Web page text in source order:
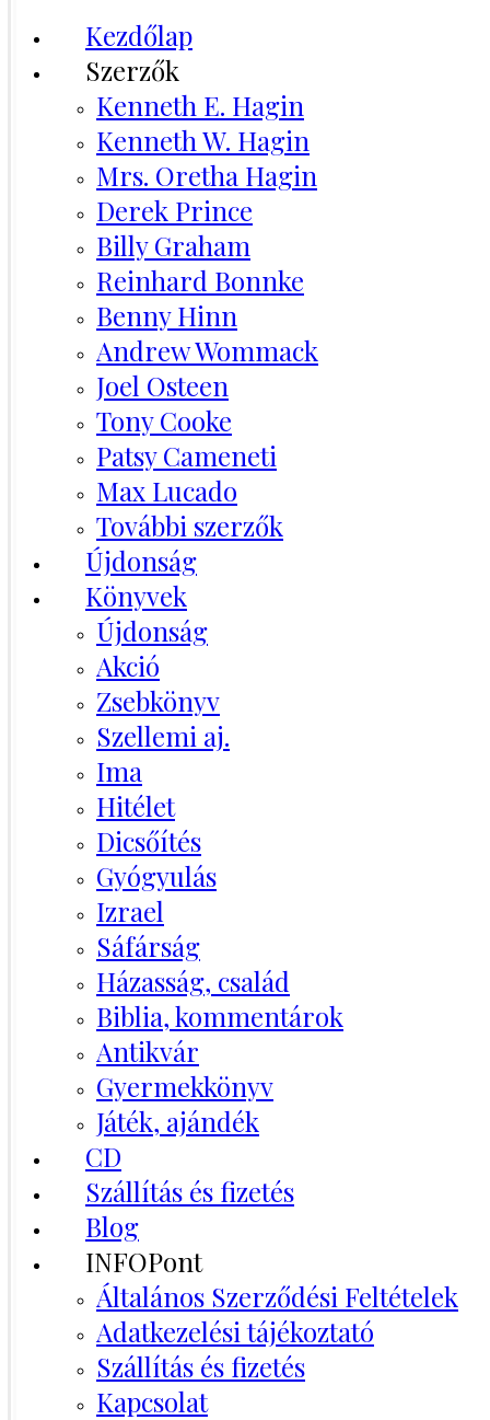
Kezdőlap
Szerzők
Kenneth E. Hagin
Kenneth W. Hagin
Mrs. Oretha Hagin
Derek Prince
Billy Graham
Reinhard Bonnke
Benny Hinn
Andrew Wommack
Joel Osteen
Tony Cooke
Patsy Cameneti
Max Lucado
További szerzők
Újdonság
Könyvek
Újdonság
Akció
Zsebkönyv
Szellemi aj.
Ima
Hitélet
Dicsőítés
Gyógyulás
Izrael
Sáfárság
Házasság, család
Biblia, kommentárok
Antikvár
Gyermekkönyv
Játék, ajándék
CD
Szállítás és fizetés
Blog
INFOPont
Általános Szerződési Feltételek
Adatkezelési tájékoztató
Szállítás és fizetés
Kapcsolat